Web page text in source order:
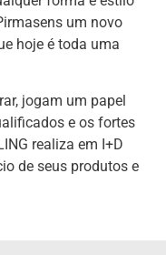
um novo
hoje é toda uma
jogam um papel
e os fortes
realiza em I+D
de seus produtos e